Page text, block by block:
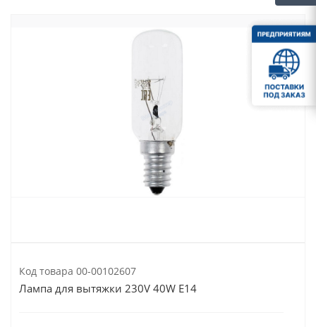
Код товара 00-00102607
Лампа для вытяжки 230V 40W E14